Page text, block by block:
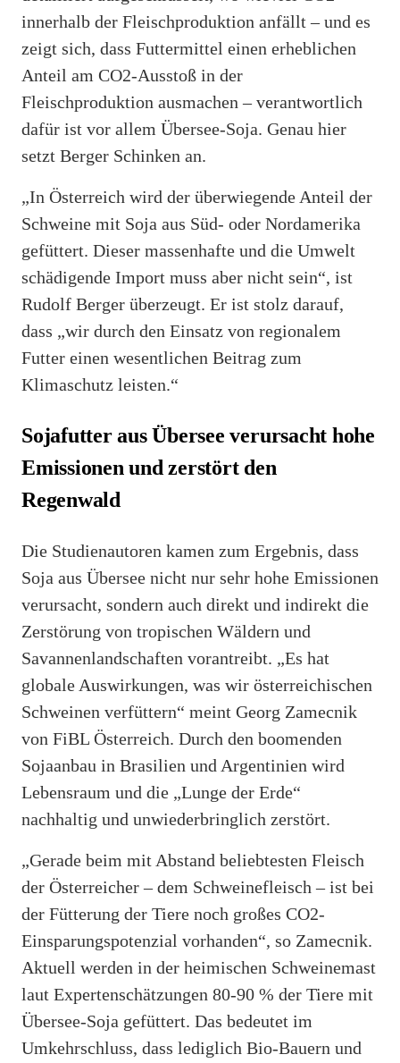
innerhalb der Fleischproduktion anfällt – und es
zeigt sich, dass Futtermittel einen erheblichen
Anteil am CO2-Ausstoß in der
Fleischproduktion ausmachen – verantwortlich
dafür ist vor allem Übersee-Soja. Genau hier
setzt Berger Schinken an.
„In Österreich wird der überwiegende Anteil der
Schweine mit Soja aus Süd- oder Nordamerika
gefüttert. Dieser massenhafte und die Umwelt
schädigende Import muss aber nicht sein“, ist
Rudolf Berger überzeugt. Er ist stolz darauf,
dass „wir durch den Einsatz von regionalem
Futter einen wesentlichen Beitrag zum
Klimaschutz leisten.“
Sojafutter aus Übersee verursacht hohe
Emissionen und zerstört den
Regenwald
Die Studienautoren kamen zum Ergebnis, dass
Soja aus Übersee nicht nur sehr hohe Emissionen
verursacht, sondern auch direkt und indirekt die
Zerstörung von tropischen Wäldern und
Savannenlandschaften vorantreibt. „Es hat
globale Auswirkungen, was wir österreichischen
Schweinen verfüttern“ meint Georg Zamecnik
von FiBL Österreich. Durch den boomenden
Sojaanbau in Brasilien und Argentinien wird
Lebensraum und die „Lunge der Erde“
nachhaltig und unwiederbringlich zerstört.
„Gerade beim mit Abstand beliebtesten Fleisch
der Österreicher – dem Schweinefleisch – ist bei
der Fütterung der Tiere noch großes CO2-
Einsparungspotenzial vorhanden“, so Zamecnik.
Aktuell werden in der heimischen Schweinemast
laut Expertenschätzungen 80-90 % der Tiere mit
Übersee-Soja gefüttert. Das bedeutet im
Umkehrschluss, dass lediglich Bio-Bauern und